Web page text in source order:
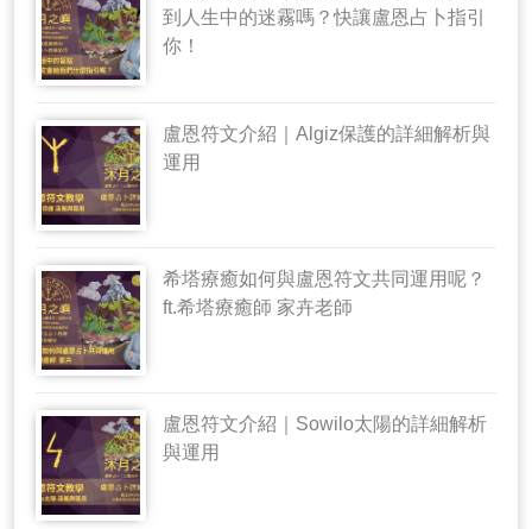
到人生中的迷霧嗎？快讓盧恩占卜指引
你！
盧恩符文介紹｜Algiz保護的詳細解析與
運用
希塔療癒如何與盧恩符文共同運用呢？
ft.希塔療癒師 家卉老師
盧恩符文介紹｜Sowilo太陽的詳細解析
與運用